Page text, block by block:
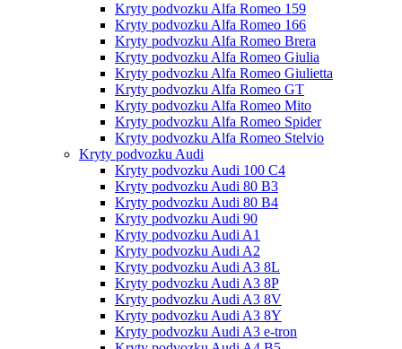
Kryty podvozku Alfa Romeo 159
Kryty podvozku Alfa Romeo 166
Kryty podvozku Alfa Romeo Brera
Kryty podvozku Alfa Romeo Giulia
Kryty podvozku Alfa Romeo Giulietta
Kryty podvozku Alfa Romeo GT
Kryty podvozku Alfa Romeo Mito
Kryty podvozku Alfa Romeo Spider
Kryty podvozku Alfa Romeo Stelvio
Kryty podvozku Audi
Kryty podvozku Audi 100 С4
Kryty podvozku Audi 80 B3
Kryty podvozku Audi 80 B4
Kryty podvozku Audi 90
Kryty podvozku Audi A1
Kryty podvozku Audi A2
Kryty podvozku Audi A3 8L
Kryty podvozku Audi A3 8P
Kryty podvozku Audi A3 8V
Kryty podvozku Audi A3 8Y
Kryty podvozku Audi A3 e-tron